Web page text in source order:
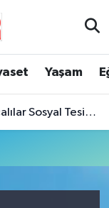
Yaşam
Tesislerde Buluşuyor!